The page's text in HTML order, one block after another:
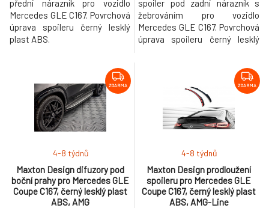
přední nárazník pro vozidlo
Mercedes GLE C167. Povrchová
úprava spoileru černý lesklý
plast ABS.
spoiler pod zadní nárazník s
žebrováním pro vozidlo
Mercedes GLE C167. Povrchová
úprava spoileru černý lesklý
ZDARMA
Maxton Design difuzory pod
boční prahy pro Mercedes GLE
Coupe C167, černý lesklý plast
ABS, AMG
4-8 týdnů
ZDARMA
Maxton Design prodloužení
spoileru pro Mercedes GLE
Coupe C167, černý lesklý plast
ABS, AMG-Line
4-8 týdnů